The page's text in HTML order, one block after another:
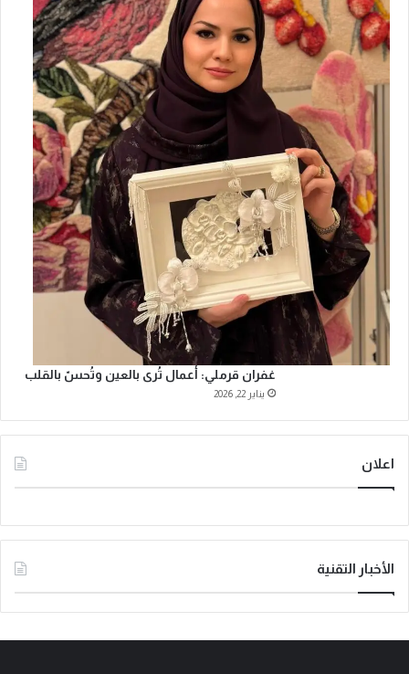
غفران قرملي: أعمال تُرى بالعين وتُحسّ بالقلب
يناير 22, 2026
اعلان
الأخبار التقنية